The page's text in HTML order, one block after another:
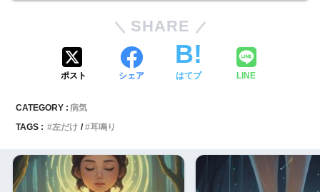
SHARE
ポスト シェア はてブ LINE
CATEGORY : 病気
TAGS :
左だけ 耳鳴り